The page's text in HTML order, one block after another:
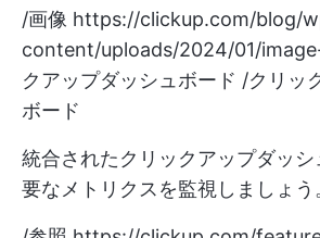
/画像 https://clickup.com/blog/
content/uploads/2024/01/
クアップダッシュボード /クリッ
ボード
統合されたクリックアップダッ
要なメトリクスを監視しましょう